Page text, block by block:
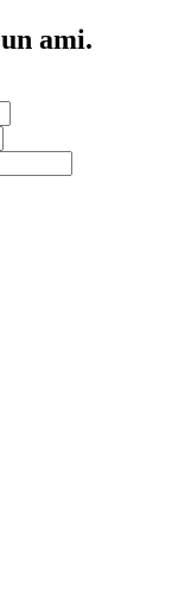
ami.